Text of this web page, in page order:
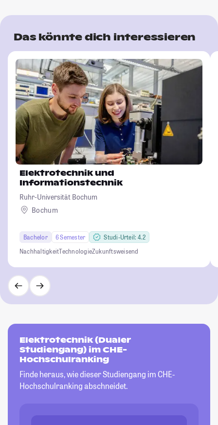
Das könnte dich interessieren
Elektrotechnik und
Informationstechnik
Ruhr-Universität Bochum
Bochum
Bachelor 6 Semester
Studi-Urteil: 4.2
NachhaltigkeitTechnologieZukunftsweisend
Elektrotechnik (Dualer
Studiengang) im CHE-
Hochschulranking
Finde heraus, wie dieser Studiengang im CHE-
Hochschulranking abschneidet.